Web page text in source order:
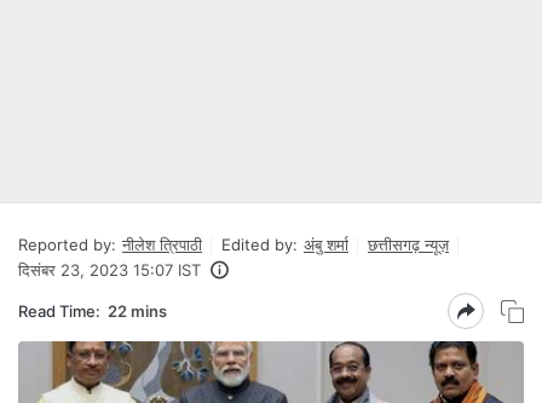
Reported by: नीलेश त्रिपाठी Edited by: अंबु शर्मा
छत्तीसगढ़ न्यूज़
दिसंबर 23, 2023 15:07 IST
Read Time: 22 mins